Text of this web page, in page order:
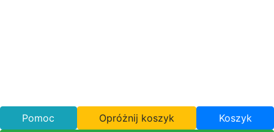
Pomoc Opróżnij koszyk Koszyk